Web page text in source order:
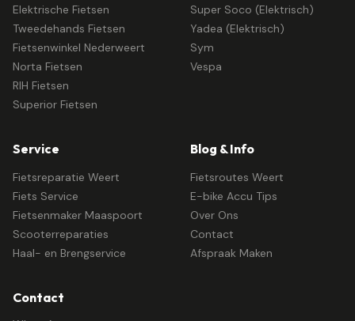
Elektrische Fietsen
Tweedehands Fietsen
Fietsenwinkel Nederweert
Norta Fietsen
RIH Fietsen
Superior Fietsen
Super Soco (Elektrisch)
Yadea (Elektrisch)
Sym
Vespa
Service
Fietsreparatie Weert
Fiets Service
Fietsenmaker Maaspoort
Scooterreparaties
Haal- en Brengservice
Blog & Info
Fietsroutes Weert
E-bike Accu Tips
Over Ons
Contact
Afspraak Maken
Contact